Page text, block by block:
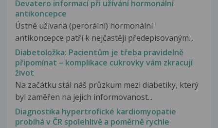
Devatero informací při užívání hormonální
antikoncepce
Ústně užívaná (perorální) hormonální
antikoncepce patří k nejčastěji předepisovaným...
Diabetoložka: Pacientům je třeba pravidelně
připomínat – komplikace cukrovky vám zkracují
život
Na začátku stál náš průzkum mezi diabetiky, který
byl zaměřen na jejich informovanost...
Diagnostika hypertrofické kardiomyopatie
probíhá v ČR spolehlivě a poměrně rychle